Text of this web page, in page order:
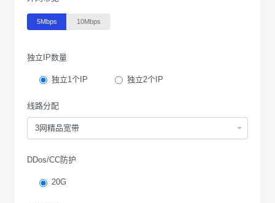
5Mbps 10Mbps
独立IP数量
独立1个IP 独立2个IP
线路分配
3网精品宽带
DDos/CC防护
20G